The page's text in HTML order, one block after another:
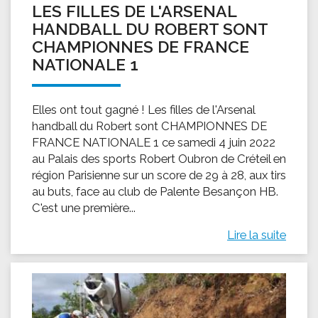
LES FILLES DE L'ARSENAL
HANDBALL DU ROBERT SONT
CHAMPIONNES DE FRANCE
NATIONALE 1
Elles ont tout gagné ! Les filles de l'Arsenal
handball du Robert sont CHAMPIONNES DE
FRANCE NATIONALE 1 ce samedi 4 juin 2022
au Palais des sports Robert Oubron de Créteil en
région Parisienne sur un score de 29 à 28, aux tirs
au buts, face au club de Palente Besançon HB.
C'est une première...
Lire la suite